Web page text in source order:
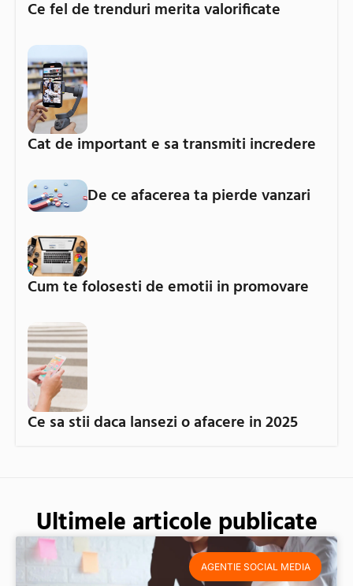
Ce fel de trenduri merita valorificate
Cat de important e sa transmiti incredere
De ce afacerea ta pierde vanzari
Cum te folosesti de emotii in promovare
Ce sa stii daca lansezi o afacere in 2025
Ultimele articole publicate
AGENTIE SOCIAL MEDIA